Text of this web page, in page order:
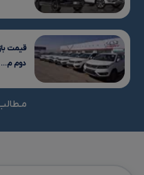
قیمت
دوم م...